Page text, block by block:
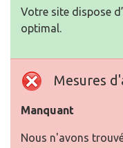
Votre site dispose
optimal.
Mesures
Manquant
Nous n'avons